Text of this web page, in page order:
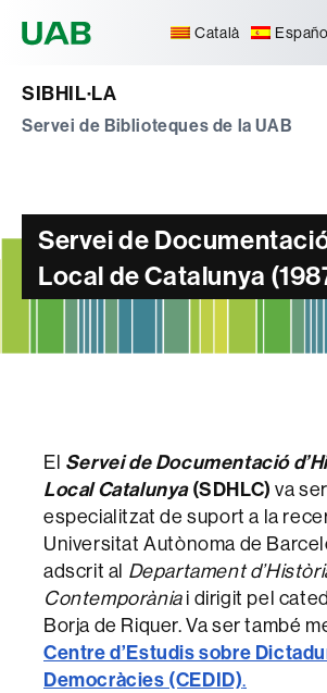
Català
SIBHIL·LA
Servei de Biblioteques de la UAB
Servei de
Local de Catalunya
El Servei de Documentació
Local Catalunya(SDHLC) va
especialitzat de suport a la
Universitat Autònoma de
adscrit al Departament
Contemporàniai dirigit pel
Borja de Riquer. Va ser també
Centre d’Estudis sobre
Democràcies (CEDID).